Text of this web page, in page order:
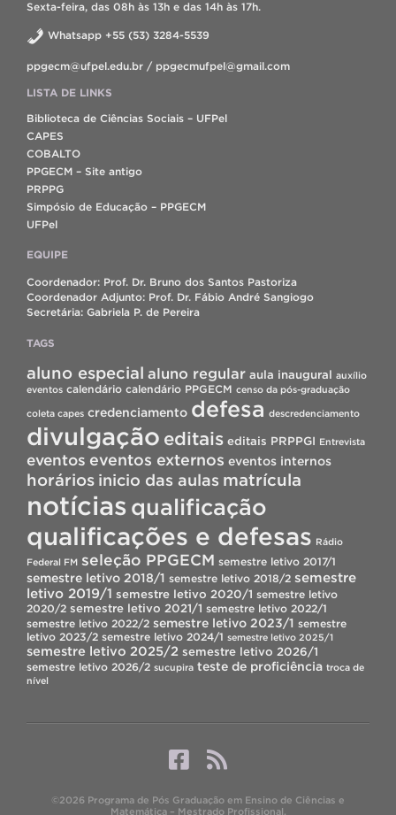
Sexta-feira, das 08h às 13h e das 14h às 17h.
Whatsapp +55 (53) 3284-5539
ppgecm@ufpel.edu.br / ppgecmufpel@gmail.com
LISTA DE LINKS
Biblioteca de Ciências Sociais – UFPel
CAPES
COBALTO
PPGECM – Site antigo
PRPPG
Simpósio de Educação – PPGECM
UFPel
EQUIPE
Coordenador: Prof. Dr. Bruno dos Santos Pastoriza
Coordenador Adjunto: Prof. Dr. Fábio André Sangiogo
Secretária: Gabriela P. de Pereira
TAGS
aluno especial aluno regular aula inaugural auxílio
eventos calendário calendário PPGECM censo da pós-graduação
coleta capes credenciamento defesa descredenciamento
divulgação editais editais PRPPGI Entrevista
eventos eventos externos eventos internos
horários inicio das aulas matrícula
notícias qualificação
qualificações e defesas Rádio
Federal FM seleção PPGECM semestre letivo 2017/1
semestre letivo 2018/1 semestre letivo 2018/2 semestre
letivo 2019/1 semestre letivo 2020/1 semestre letivo
2020/2 semestre letivo 2021/1 semestre letivo 2022/1
semestre letivo 2022/2 semestre letivo 2023/1 semestre
letivo 2023/2 semestre letivo 2024/1 semestre letivo 2025/1
semestre letivo 2025/2 semestre letivo 2026/1
semestre letivo 2026/2 sucupira teste de proficiência troca de
nível
©2026 Programa de Pós Graduação em Ensino de Ciências e
Matemática – Mestrado Profissional.